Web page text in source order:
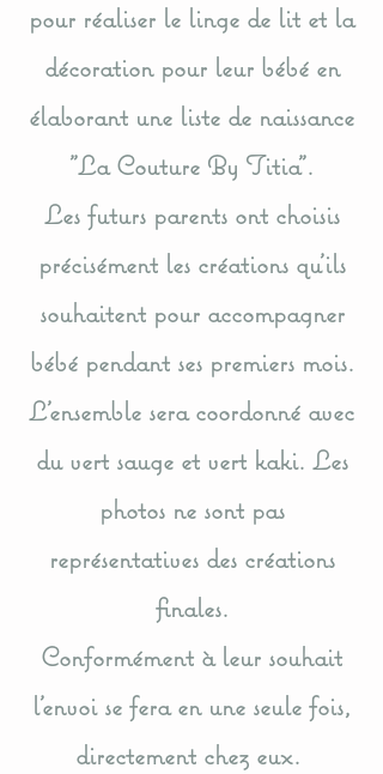
pour réaliser le linge de lit et la
décoration pour leur bébé en
élaborant une liste de naissance
"La Couture By Titia".
Les futurs parents ont choisis
précisément les créations qu'ils
souhaitent pour accompagner
bébé pendant ses premiers mois.
L'ensemble sera coordonné avec
du vert sauge et vert kaki. Les
photos ne sont pas
représentatives des créations
finales.
Conformément à leur souhait
l'envoi se fera en une seule fois,
directement chez eux.